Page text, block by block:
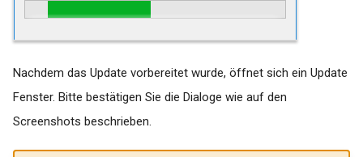
für das Versenden von
Nachdem das Update vorbereitet wurde, öffnet sich ein Update
Fenster. Bitte bestätigen Sie die Dialoge wie auf den
Screenshots beschrieben.